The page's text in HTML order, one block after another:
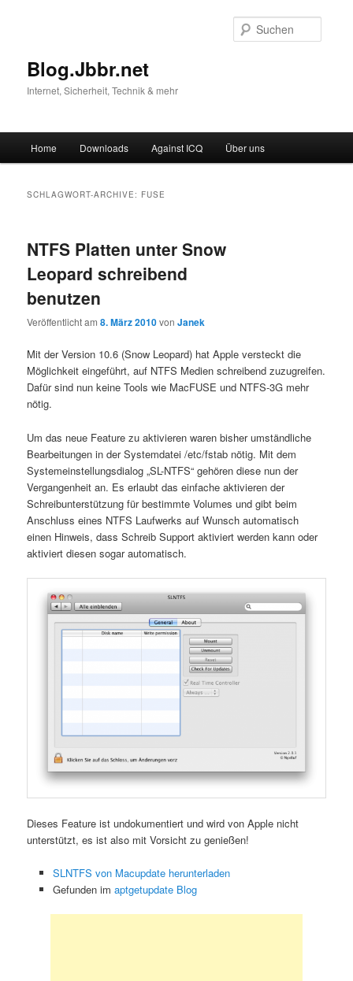
Blog.Jbbr.net
Internet, Sicherheit, Technik & mehr
Zum
Zum
wechseln
Home Downloads Against ICQ Über uns
SCHLAGWORT-ARCHIVE: FUSE
NTFS Platten unter Snow
Leopard schreibend
benutzen
Veröffentlicht am8. März 2010vonJanek
Mit der Version 10.6 (Snow Leopard) hat Apple versteckt die
Möglichkeit eingeführt, auf NTFS Medien schreibend zuzugreifen.
Dafür sind nun keine Tools wie MacFUSE und NTFS-3G mehr
nötig.
Um das neue Feature zu aktivieren waren bisher umständliche
Bearbeitungen in der Systemdatei /etc/fstab nötig. Mit dem
Systemeinstellungsdialog „SL-NTFS“ gehören diese nun der
Vergangenheit an. Es erlaubt das einfache aktivieren der
Schreibunterstützung für bestimmte Volumes und gibt beim
Anschluss eines NTFS Laufwerks auf Wunsch automatisch
einen Hinweis, dass Schreib Support aktiviert werden kann oder
aktiviert diesen sogar automatisch.
Dieses Feature ist undokumentiert und wird von Apple nicht
unterstützt, es ist also mit Vorsicht zu genießen!
SLNTFS von Macupdate herunterladen
Gefunden im aptgetupdate Blog